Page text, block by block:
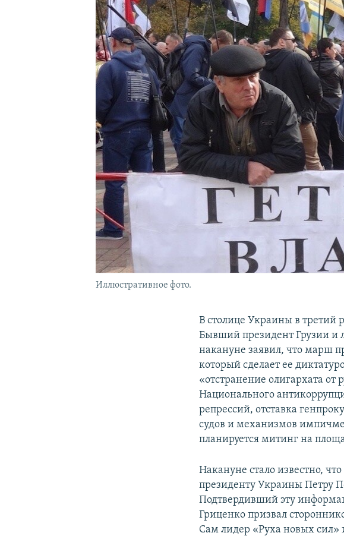
Иллюстративное фото.
В столице Украины в
Бывший президент Грузии и
накануне заявил, что марш
который сделает ее
«отстранение олигархата от
Национального
репрессий, отставка
судов и механизмов
планируется митинг на
Накануне стало известно,
президенту Украины Петру
Подтвердивший эту
Гриценко призвал
Сам лидер «Руха новых